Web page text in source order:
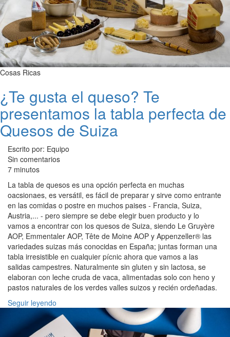
Cosas Ricas
¿Te gusta el queso? Te
presentamos la tabla perfecta de
Quesos de Suiza
Escrito por: Equipo
Sin comentarios
7 minutos
La tabla de quesos es una opción perfecta en muchas
oacsionaes, es versátil, es fácil de preparar y sirve como entrante
en las comidas o postre en muchos paises - Francia, Suiza,
Austria,... - pero siempre se debe elegir buen producto y lo
vamos a encontrar con los quesos de Suiza, siendo Le Gruyère
AOP, Emmentaler AOP, Tête de Moine AOP y Appenzeller® las
variedades suizas más conocidas en España; juntas forman una
tabla irresistible en cualquier pícnic ahora que vamos a las
salidas campestres. Naturalmente sin gluten y sin lactosa, se
elaboran con leche cruda de vaca, alimentadas solo con heno y
pastos naturales de los verdes valles suizos y recién ordeñadas.
Seguir leyendo